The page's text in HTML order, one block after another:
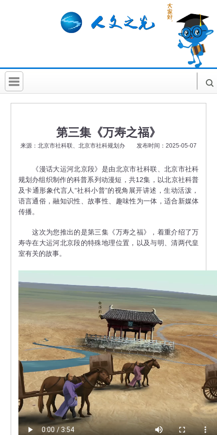
首 页
人文北京
社科讲堂
科普活动
第三集《万寿之福》
来源：北京市社科联、北京市社科规划办 发布时间：2025-05-07
《漫话大运河北京段》是由北京市社科联、北京市社科
规划办组织制作的科普系列动漫短，共12集，以北京社科普
及卡通形象代言人“社科小普”的视角展开讲述，生动活泼，
语言通俗，融知识性、故事性、趣味性为一体，适合新媒体
传播。
这次为您推出的是第三集《万寿之福》，着重介绍了万
寿寺在大运河北京段的特殊地理位置，以及与明、清两代皇
室有关的故事。